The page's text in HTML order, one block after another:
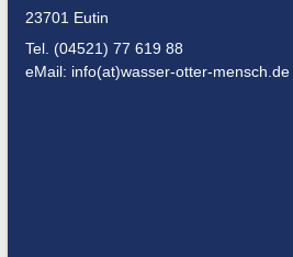
23701 Eutin
Tel. (04521) 77 619 88
eMail: info(at)wasser-otter-mensch.de